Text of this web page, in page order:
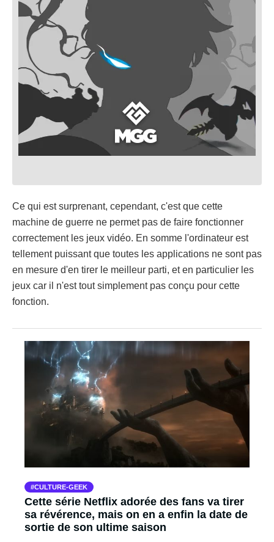
Ce qui est surprenant, cependant, c'est que cette
machine de guerre ne permet pas de faire fonctionner
correctement les jeux vidéo. En somme l'ordinateur est
tellement puissant que toutes les applications ne sont pas
en mesure d'en tirer le meilleur parti, et en particulier les
jeux car il n'est tout simplement pas conçu pour cette
fonction.
CULTURE-GEEK
Cette série Netflix adorée des fans va tirer
sa révérence, mais on en a enfin la date de
sortie de son ultime saison